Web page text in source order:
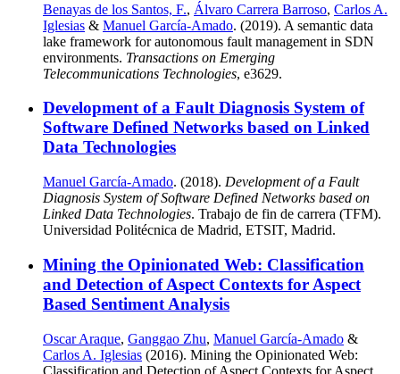
Benayas de los Santos, F., Álvaro Carrera Barroso, Carlos A.
Iglesias & Manuel García-Amado. (2019). A semantic data
lake framework for autonomous fault management in SDN
environments. Transactions on Emerging
Telecommunications Technologies, e3629.
Development of a Fault Diagnosis System of
Software Defined Networks based on Linked
Data Technologies
Manuel García-Amado. (2018). Development of a Fault
Diagnosis System of Software Defined Networks based on
Linked Data Technologies. Trabajo de fin de carrera (TFM).
Universidad Politécnica de Madrid, ETSIT, Madrid.
Mining the Opinionated Web: Classification
and Detection of Aspect Contexts for Aspect
Based Sentiment Analysis
Oscar Araque, Ganggao Zhu, Manuel García-Amado &
Carlos A. Iglesias (2016). Mining the Opinionated Web:
Classification and Detection of Aspect Contexts for Aspect